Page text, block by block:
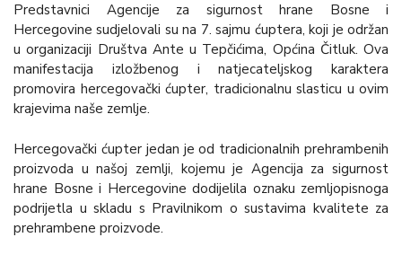
Predstavnici Agencije za sigurnost hrane Bosne i
Hercegovine sudjelovali su na 7. sajmu ćuptera, koji je održan
u organizaciji Društva Ante u Tepčićima, Općina Čitluk. Ova
manifestacija izložbenog i natjecateljskog karaktera
promovira hercegovački ćupter, tradicionalnu slasticu u ovim
krajevima naše zemlje.
Hercegovački ćupter jedan je od tradicionalnih prehrambenih
proizvoda u našoj zemlji, kojemu je Agencija za sigurnost
hrane Bosne i Hercegovine dodijelila oznaku zemljopisnoga
podrijetla u skladu s Pravilnikom o sustavima kvalitete za
prehrambene proizvode.